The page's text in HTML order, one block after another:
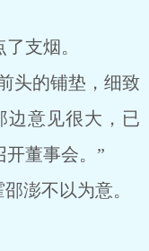
支烟。
的铺垫，细致
边意见很大，已
董事会。”
澎不以为意。